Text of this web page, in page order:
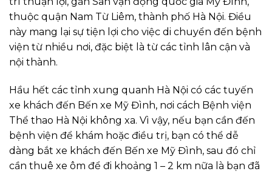
thuộc quận Nam Từ Liêm, thành phố Hà Nội. Điều
này mang lại sự tiện lợi cho việc di chuyển đến bệnh
viện từ nhiều nơi, đặc biệt là từ các tỉnh lân cận và
nội thành.
Hầu hết các tỉnh xung quanh Hà Nội có các tuyến
xe khách đến Bến xe Mỹ Đình, nơi cách Bệnh viện
Thể thao Hà Nội không xa. Vì vậy, nếu bạn cần đến
bệnh viện để khám hoặc điều trị, bạn có thể dễ
dàng bắt xe khách đến Bến xe Mỹ Đình, sau đó chỉ
cần thuê xe ôm để đi khoảng 1 – 2 km nữa là bạn đã